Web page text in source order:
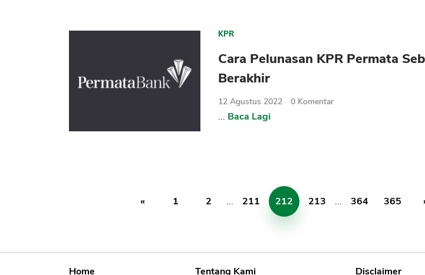
KPR
Cara Pelunasan KPR Permata
Berakhir
12 Agustus 2022 0 Komentar
... Baca Lagi
« 1 2 ... 211 212 213 ... 364 365
Home Tentang Kami Disclaimer